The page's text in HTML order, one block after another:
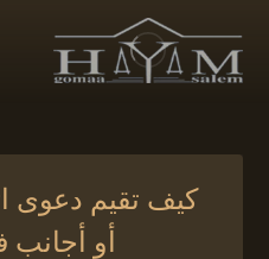
كيف تقيم دعوى
أو أجانب